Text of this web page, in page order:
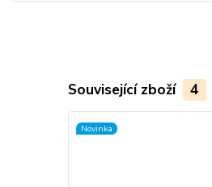
Související zboží 4
Novinka